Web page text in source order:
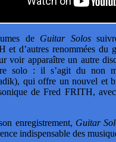
de Guitar Solos
et d’autres renommées du
voir apparaître un autre
solo : il s’agit du non
qui offre un nouvel et
de Fred FRITH,
enregistrement, Guitar
indispensable des